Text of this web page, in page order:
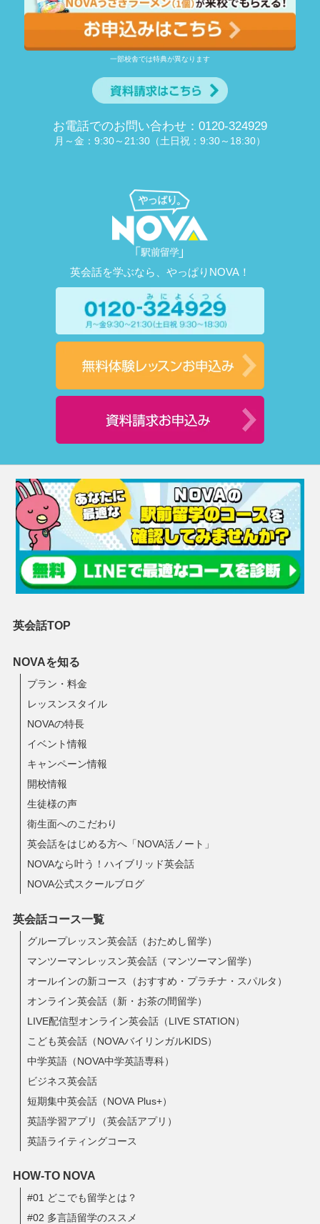
一部校舎では特典が異なります
お電話でのお問い合わせ：0120-324929
月～金：9:30～21:30（土日祝：9:30～18:30）
英会話を学ぶなら、やっぱりNOVA！
英会話TOP
NOVAを知る
プラン・料金
レッスンスタイル
NOVAの特長
イベント情報
キャンペーン情報
開校情報
生徒様の声
衛生面へのこだわり
英会話をはじめる方へ「NOVA活ノート」
NOVAなら叶う！ハイブリッド英会話
NOVA公式スクールブログ
英会話コース一覧
グループレッスン英会話（おためし留学）
マンツーマンレッスン英会話（マンツーマン留学）
オールインの新コース（おすすめ・プラチナ・スパルタ）
オンライン英会話（新・お茶の間留学）
LIVE配信型オンライン英会話（LIVE STATION）
こども英会話（NOVAバイリンガルKIDS）
中学英語（NOVA中学英語専科）
ビジネス英会話
短期集中英会話（NOVA Plus+）
英語学習アプリ（英会話アプリ）
英語ライティングコース
HOW-TO NOVA
#01 どこでも留学とは？
#02 多言語留学のススメ